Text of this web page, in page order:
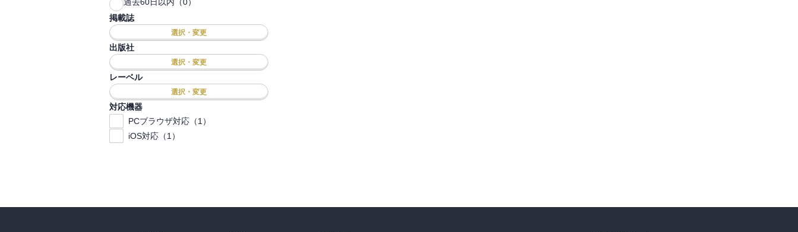
掲載誌
選択・変更
出版社
選択・変更
レーベル
選択・変更
対応機器
PCブラウザ対応（1）
iOS対応（1）